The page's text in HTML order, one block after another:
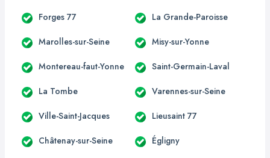
Forges 77 La Grande-Paroisse
Marolles-sur-Seine Misy-sur-Yonne
Montereau-faut-Yonne Saint-Germain-Laval
La Tombe Varennes-sur-Seine
Ville-Saint-Jacques Lieusaint 77
Châtenay-sur-Seine Égligny